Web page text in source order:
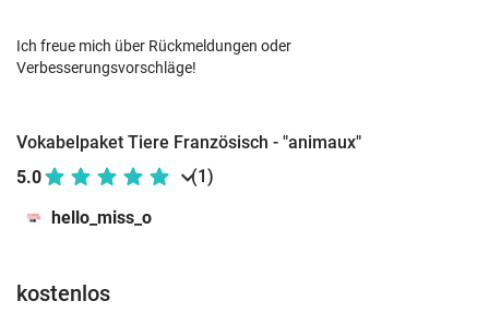
Ich freue mich über Rückmeldungen oder
Verbesserungsvorschläge!
Vokabelpaket Tiere Französisch - "animaux"
5.0
(1)
hello_miss_o
kostenlos